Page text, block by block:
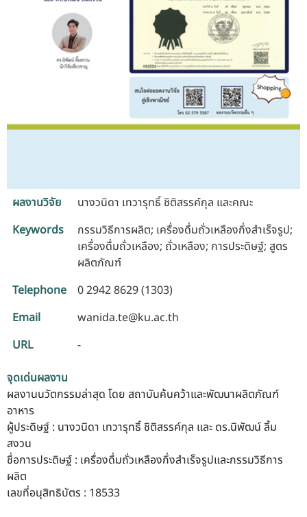
ผลงานวิจัย
นางวนิดา เทวารุทธิ์ ชิติสรรค์กุล และคณะ
Keywords
กรรมวิธีการผลิต; เครื่องดื่มถั่วเหลืองกึ่งสำเร็จรูป;
เครื่องดื่มถั่วเหลือง; ถั่วเหลือง; การประดิษฐ์; สูตร
ผลิตภัณฑ์
Telephone
0 2942 8629 (1303)
Email
wanida.te@ku.ac.th
URL
-
จุดเด่นผลงาน
ผลงานนวัตกรรมล่าสุด โดย สถาบันค้นคว้าและพัฒนาผลิตภัณฑ์
อาหาร
ผู้ประดิษฐ์ : นางวนิดา เทวารุทธิ์ ชิติสรรค์กุล และ ดร.นิพัฒน์ ลิ้ม
สงวน
ชื่อการประดิษฐ์ : เครื่องดื่มถั่วเหลืองกึ่งสำเร็จรูปและกรรมวิธีการ
ผลิต
เลขที่อนุสิทธิบัตร : 18533